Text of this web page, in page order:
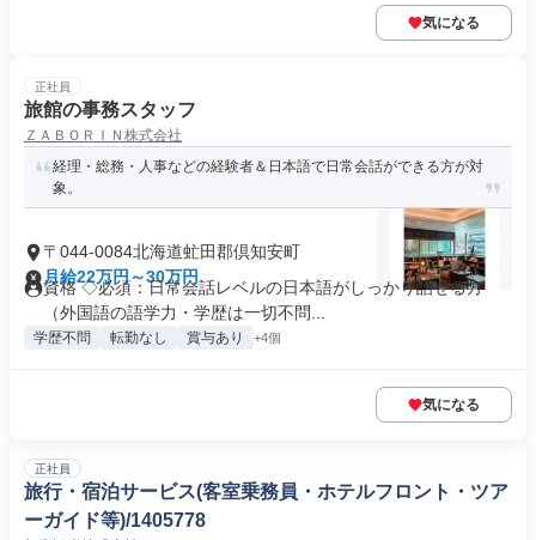
気になる
正社員
旅館の事務スタッフ
ＺＡＢＯＲＩＮ株式会社
経理・総務・人事などの経験者＆日本語で日常会話ができる方が対
象。
〒044-0084北海道虻田郡倶知安町
月給22万円～30万円
資格 ◇必須：日常会話レベルの日本語がしっかり話せる方
（外国語の語学力・学歴は一切不問...
学歴不問 転勤なし 賞与あり +4個
気になる
正社員
旅行・宿泊サービス(客室乗務員・ホテルフロント・ツア
ーガイド等)/1405778